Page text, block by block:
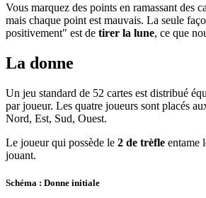
Vous marquez des points en ramassant des
mais chaque point est mauvais. La seule
positivement" est de tirer la lune, ce que
La donne
Un jeu standard de 52 cartes est distribué
par joueur. Les quatre joueurs sont placés
Nord, Est, Sud, Ouest.
Le joueur qui possède le 2 de trèfle entame
jouant.
Schéma : Donne initiale